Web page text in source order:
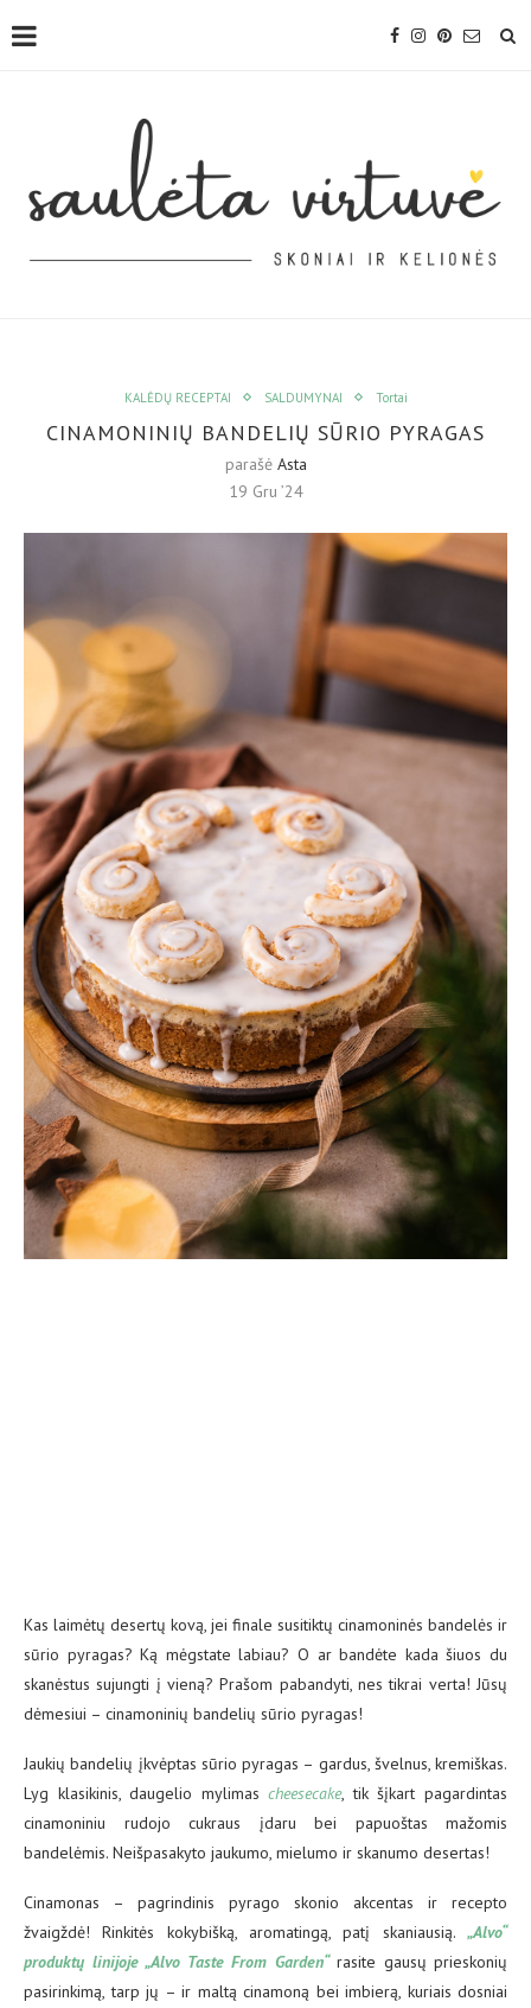
KALĖDŲ RECEPTAI SALDUMYNAI Tortai
CINAMONINIŲ BANDELIŲ SŪRIO PYRAGAS
parašė Asta
19 Gru ’24
Kas laimėtų desertų kovą, jei finale susitiktų cinamoninės bandelės ir
sūrio pyragas? Ką mėgstate labiau? O ar bandėte kada šiuos du
skanėstus sujungti į vieną? Prašom pabandyti, nes tikrai verta! Jūsų
dėmesiui – cinamoninių bandelių sūrio pyragas!
Jaukių bandelių įkvėptas sūrio pyragas – gardus, švelnus, kremiškas.
Lyg klasikinis, daugelio mylimascheesecake, tik šįkart pagardintas
cinamoniniu rudojo cukraus įdaru bei papuoštas mažomis
bandelėmis. Neišpasakyto jaukumo, mielumo ir skanumo desertas!
Cinamonas – pagrindinis pyrago skonio akcentas ir recepto
žvaigždė! Rinkitės kokybišką, aromatingą, patį skaniausią. „Alvo“
produktų linijoje „Alvo Taste From Garden“rasite gausų prieskonių
pasirinkimą, tarp jų – ir maltą cinamoną bei imbierą, kuriais dosniai